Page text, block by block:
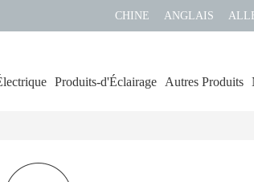
CHINE ANGLAIS
Produits-d'Éclairage Autres Produits